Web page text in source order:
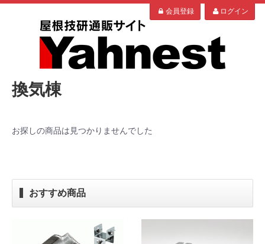
会員登録 ログイン
換気棟
お探しの商品は見つかりませんでした
おすすめ商品